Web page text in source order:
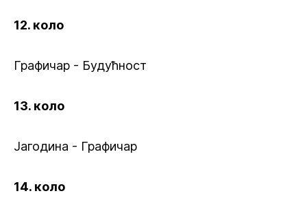
12. коло
Графичар - Будућност
13. коло
Јагодина - Графичар
14. коло